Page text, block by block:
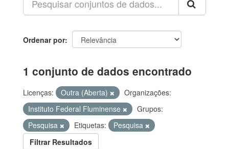
Ordenar por
1 conjunto de dados encontrado
Licenças: Outra (Aberta)
Organizações:
Instituto Federal Fluminense
Grupos:
Pesquisa
Etiquetas:
Pesquisa
Filtrar Resultados